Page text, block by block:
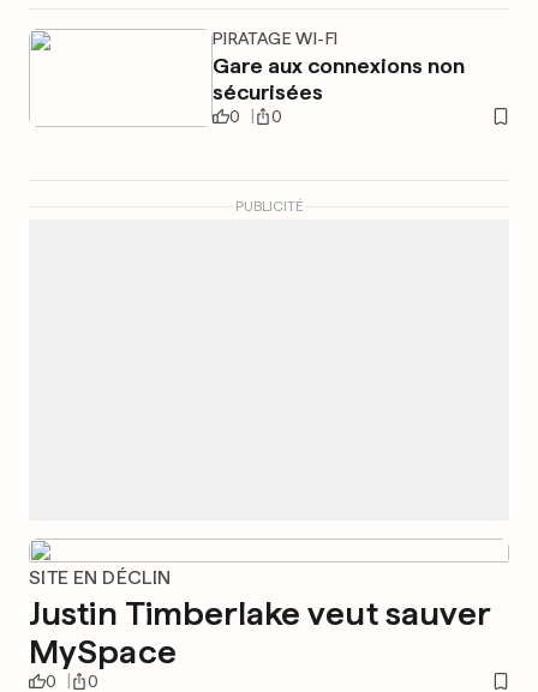
PIRATAGE WI-FI
Gare aux connexions non
sécurisées
0 0
PUBLICITÉ
SITE EN DÉCLIN
Justin Timberlake veut sauver
MySpace
0 0